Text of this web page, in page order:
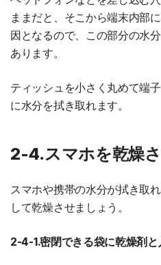
ままだと、そこから端末内部
因となるので、この部分の水
あります。
ティッシュを小さく丸めて端
に水分を拭き取れます。
2-4.スマホを乾燥
スマホや携帯の水分が拭き取
して乾燥させましょう。
2-4-1.密閉できる袋に乾燥剤